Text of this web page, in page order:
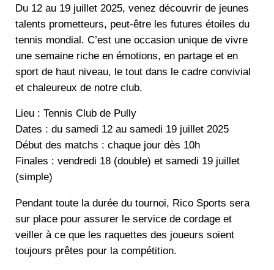
Du 12 au 19 juillet 2025, venez découvrir de jeunes
talents prometteurs, peut-être les futures étoiles du
tennis mondial. C’est une occasion unique de vivre
une semaine riche en émotions, en partage et en
sport de haut niveau, le tout dans le cadre convivial
et chaleureux de notre club.
Lieu : Tennis Club de Pully
Dates : du samedi 12 au samedi 19 juillet 2025
Début des matchs : chaque jour dès 10h
Finales : vendredi 18 (double) et samedi 19 juillet
(simple)
Pendant toute la durée du tournoi, Rico Sports sera
sur place pour assurer le service de cordage et
veiller à ce que les raquettes des joueurs soient
toujours prêtes pour la compétition.